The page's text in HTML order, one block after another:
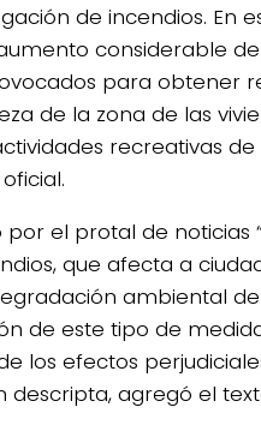
de incendios. En
considerable
para obtener
de la zona de las
recreativas de
el protal de noticias
que afecta a
ambiental
de este tipo de
los efectos
descripta, agregó el